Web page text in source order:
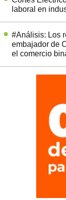
laboral en
#Análisis: Los
embajador de
el comercio